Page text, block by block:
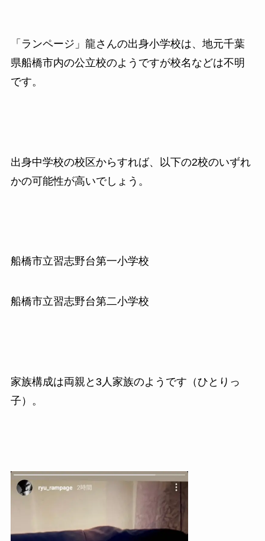
「ランページ」龍さんの出身小学校は、地元千葉
県船橋市内の公立校のようですが校名などは不明
です。
出身中学校の校区からすれば、以下の2校のいずれ
かの可能性が高いでしょう。
船橋市立習志野台第一小学校
船橋市立習志野台第二小学校
家族構成は両親と3人家族のようです（ひとりっ
子）。